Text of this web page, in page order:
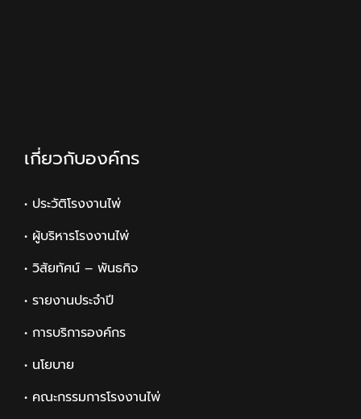
เกี่ยวกับองค์กร
• ประวัติโรงงานไพ่
• ผู้บริหารโรงงานไพ่
• วิสัยทัศน์ – พันธกิจ
• รายงานประจำปี
• การบริการองค์กร
• นโยบาย
• คณะกรรมการโรงงานไพ่